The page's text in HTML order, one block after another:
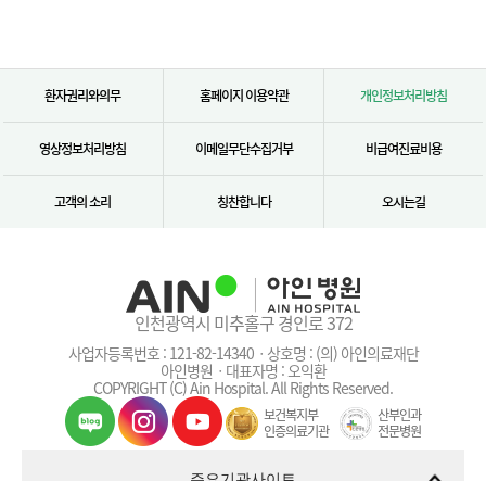
환자권리와의무 홈페이지 이용약관 개인정보처리방침
영상정보처리방침 이메일무단수집거부 비급여진료비용
고객의 소리 칭찬합니다 오시는길
인천광역시 미추홀구 경인로 372
사업자등록번호 : 121-82-14340ㆍ상호명 : (의) 아인의료재단
아인병원ㆍ대표자명 : 오익환
COPYRIGHT (C) Ain Hospital. All Rights Reserved.
보건복지부
인증의료기관
산부인과
전문병원